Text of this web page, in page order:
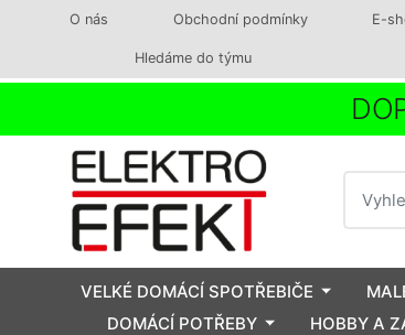
O nás Obchodní podmínky E-
Hledáme do týmu
VELKÉ DOMÁCÍ SPOTŘEBIČE
DOMÁCÍ POTŘEBY
HOBBY A